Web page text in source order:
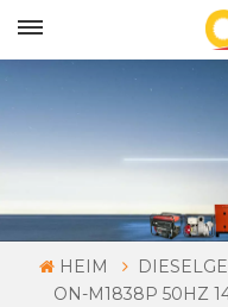
HEIM
ON-M1838P 50HZ